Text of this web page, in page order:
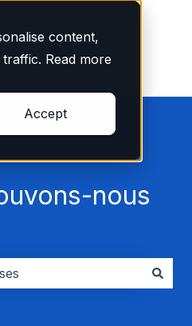
content,
Read more
Accept
nous